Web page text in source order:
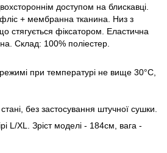
доступом на блискавці.
+ мембранна тканина. Низ з
стягується фіксатором. Еластична
Склад: 100% поліестер.
при температурі не вище 30°C,
без застосування штучної сушки.
L/XL. Зріст моделі - 184см, вага -